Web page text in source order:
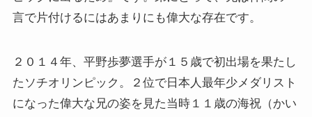
言で片付けるにはあまりにも偉大な存在です。
２０１４年、平野歩夢選手が１５歳で初出場を果たし
たソチオリンピック。２位で日本人最年少メダリスト
になった偉大な兄の姿を見た当時１１歳の海祝（かい